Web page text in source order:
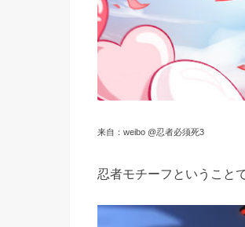
来自：weibo @忍者必须死3
忍者モチーフということ